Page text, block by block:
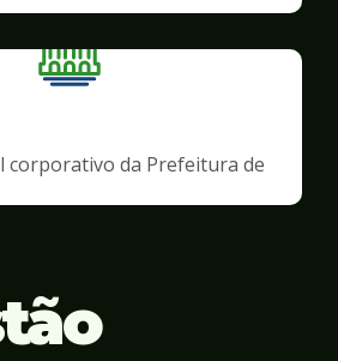
corporativo da Prefeitura de